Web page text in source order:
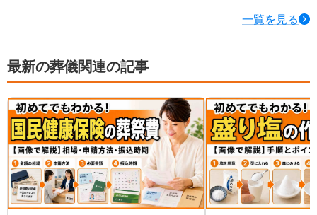
られます。 ただし、ユニクロの服は喪服専用で
はないため、「葬儀で着てもマナー違反になら
ないか」は気になるところです。 この記事で
は、ユニクロで喪服代わりに使えるアイテム
や、略喪服として失礼に見えにくい選び方を解
説します。あわせて、葬儀の口コミが実施した
喪服マナーに関するアンケート結果も紹介しま
す。
さなど、葬儀に使いやす
しまむらで買える喪服・
にふさわしく見える選び
一覧を見る
最新の葬儀関連の記事